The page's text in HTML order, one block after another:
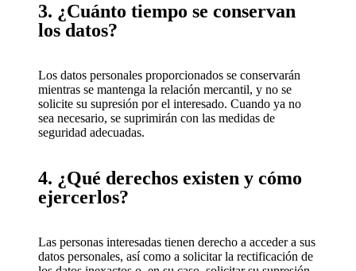
3. ¿Cuánto tiempo se conservan
los datos?
Los datos personales proporcionados se conservarán
mientras se mantenga la relación mercantil, y no se
solicite su supresión por el interesado. Cuando ya no
sea necesario, se suprimirán con las medidas de
seguridad adecuadas.
4. ¿Qué derechos existen y cómo
ejercerlos?
Las personas interesadas tienen derecho a acceder a sus
datos personales, así como a solicitar la rectificación de